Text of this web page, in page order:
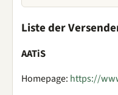
Liste der
AATiS
Homepage: https://